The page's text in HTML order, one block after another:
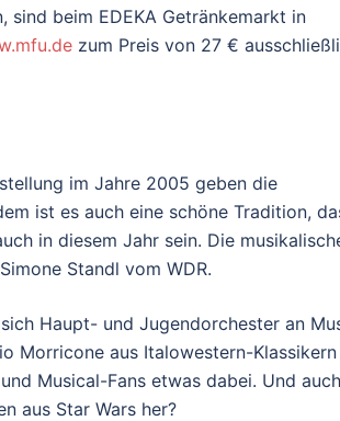
beim EDEKA Getränkemarkt in
zum Preis von 27 €
im Jahre 2005 geben die
ist es auch eine schöne Tradition,
in diesem Jahr sein. Die
Standl vom WDR.
Haupt- und Jugendorchester an
Morricone aus Italowestern-Klassikern
Musical-Fans etwas dabei. Und auch
aus Star Wars her?